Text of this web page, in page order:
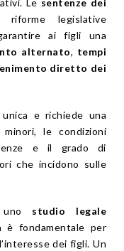
Le sentenze dei
legislative
ai figli una
alternato, tempi
diretto dei
e richiede una
minori, le condizioni
e il grado di
che incidono sulle
uno studio legale
è fondamentale per
dei figli. Un